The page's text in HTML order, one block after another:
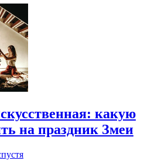
какую
на праздник Змеи